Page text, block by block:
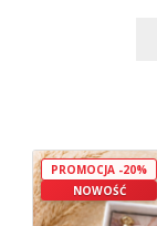
NOWOŚĆ
PROMOCJA -20%